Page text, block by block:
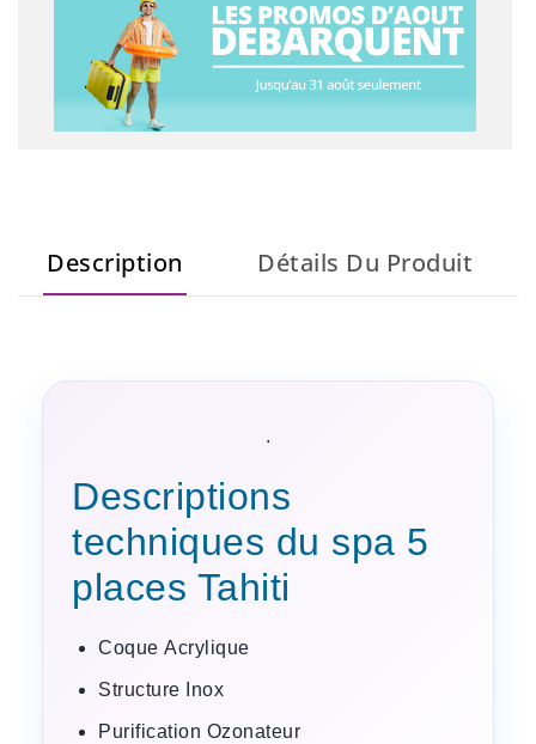
Description Détails Du Produit
.
Descriptions
techniques du spa 5
places Tahiti
Coque Acrylique
Structure Inox
Purification Ozonateur